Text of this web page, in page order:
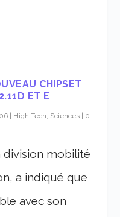
CHIPSET
ET E
High Tech, Sciences
0
division mobilité
a indiqué que
avec son